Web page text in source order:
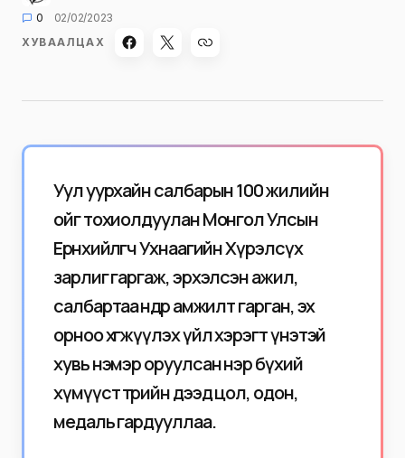
0
02/02/2023
ХУВААЛЦАХ
Уул уурхайн салбарын 100 жилийн
ойг тохиолдуулан Монгол Улсын
Ерөнхийлөгч Ухнаагийн Хүрэлсүх
зарлиг гаргаж, эрхэлсэн ажил,
салбартаа өндөр амжилт гарган, эх
орноо хөгжүүлэх үйл хэрэгт үнэтэй
хувь нэмэр оруулсан нэр бүхий
хүмүүст төрийн дээд цол, одон,
медаль гардууллаа.